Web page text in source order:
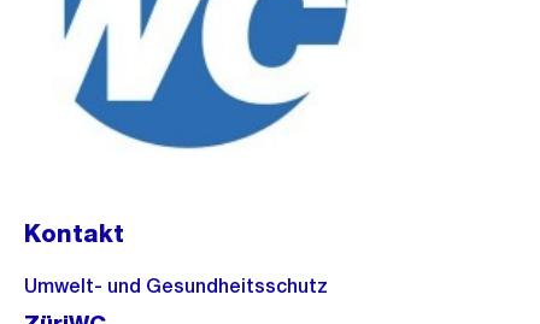
Kontakt
Umwelt- und Gesundheitsschutz